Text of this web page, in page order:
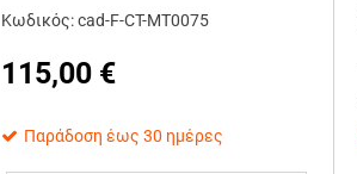
Κωδικός: cad-F-CT-MT0075
115,00 €
Παράδοση έως 30 ημέρες